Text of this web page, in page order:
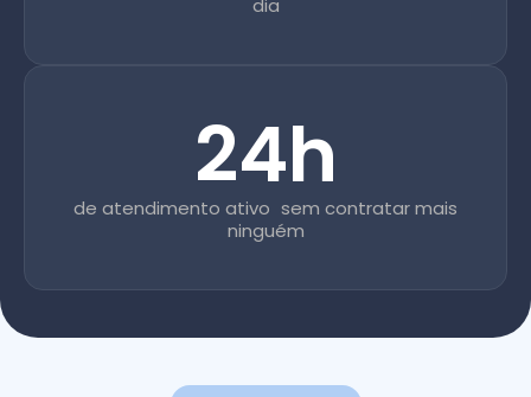
dia
24h
de atendimento ativo sem contratar mais
ninguém